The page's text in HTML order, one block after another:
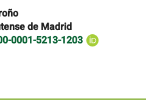
de Madrid
0001-5213-1203